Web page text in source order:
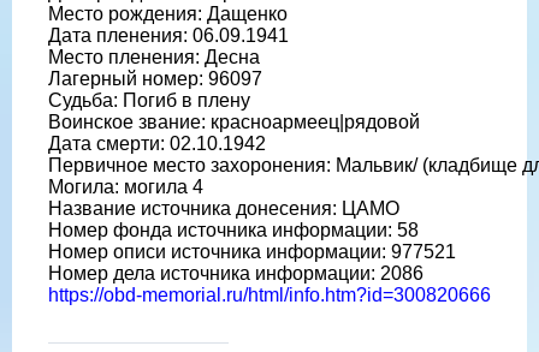
Место рождения: Дащенко
Дата пленения: 06.09.1941
Место пленения: Десна
Лагерный номер: 96097
Судьба: Погиб в плену
Воинское звание: красноармеец|рядовой
Дата смерти: 02.10.1942
Первичное место захоронения: Мальвик/ (кладбище
Могила: могила 4
Название источника донесения: ЦАМО
Номер фонда источника информации: 58
Номер описи источника информации: 977521
Номер дела источника информации: 2086
https://obd-memorial.ru/html/info.htm?id=300820666